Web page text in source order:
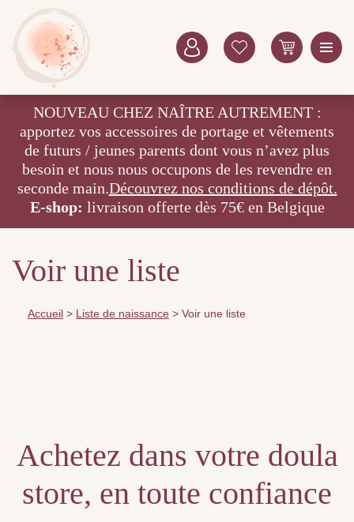
NOUVEAU CHEZ NAÎTRE AUTREMENT :
apportez vos accessoires de portage et vêtements
de futurs / jeunes parents dont vous n’avez plus
besoin et nous nous occupons de les revendre en
seconde main.Découvrez nos conditions de dépôt.
E-shop: livraison offerte dès 75€ en Belgique
Voir une liste
Accueil > Liste de naissance > Voir une liste
Achetez dans votre doula
store, en toute confiance